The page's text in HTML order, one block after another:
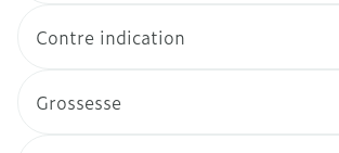
Contre indication
Grossesse